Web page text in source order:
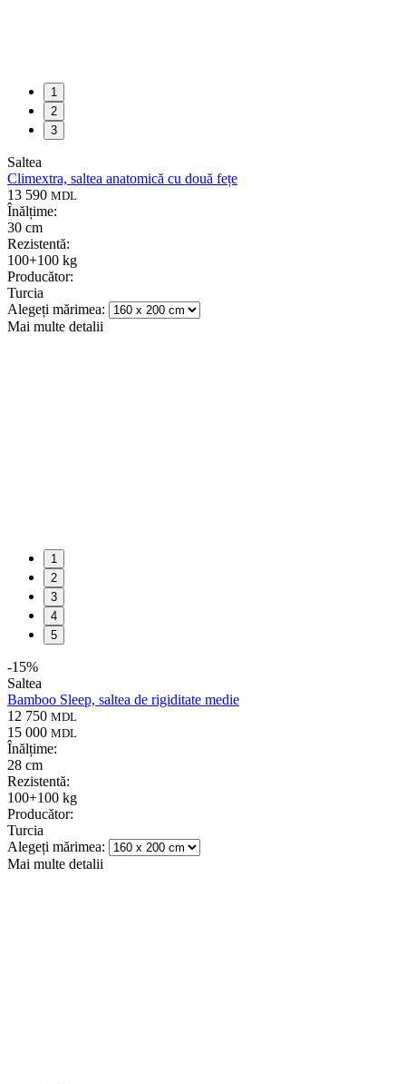
1
2
3
Saltea
Climextra, saltea anatomică cu două fețe
13 590 MDL
Înălțime:
30 cm
Rezistentă:
100+100 kg
Producător:
Turcia
Alegeți mărimea:
Mai multe detalii
1
2
3
4
5
-15%
Saltea
Bamboo Sleep, saltea de rigiditate medie
12 750 MDL
15 000 MDL
Înălțime:
28 cm
Rezistentă:
100+100 kg
Producător:
Turcia
Alegeți mărimea:
Mai multe detalii